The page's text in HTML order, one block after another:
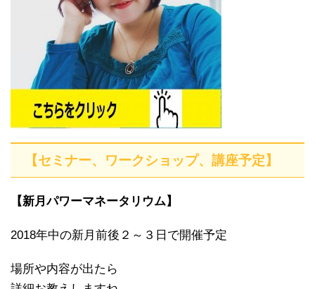
【セミナー、ワークショップ、講座予定】
【新月パワーマネータリウム】
2018年中の新月前後２～３日で開催予定
場所や内容が出たら